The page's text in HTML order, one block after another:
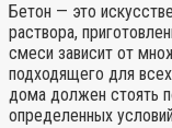
Бетон — это
раствора,
смеси зависит от
подходящего для
дома должен стоять
определенных